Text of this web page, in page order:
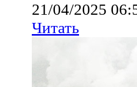
21/04/2025
Читать